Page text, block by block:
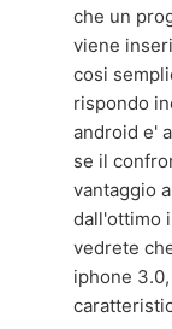
che un
viene
cosi
rispondo
android e'
se il
vantaggio
dall'ottimo
vedrete
iphone